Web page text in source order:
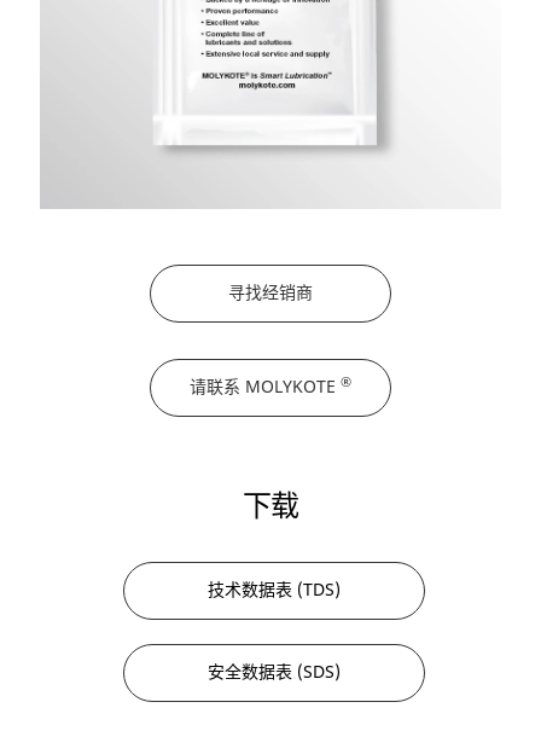
寻找经销商
请联系 MOLYKOTE ®
下载
技术数据表 (TDS)
安全数据表 (SDS)